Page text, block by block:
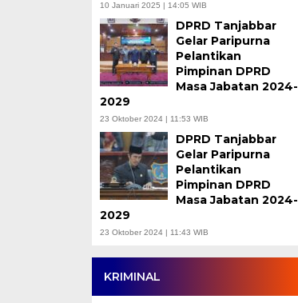
10 Januari 2025 | 14:05 WIB
DPRD Tanjabbar
Gelar Paripurna
Pelantikan
Pimpinan DPRD
Masa Jabatan 2024-
2029
23 Oktober 2024 | 11:53 WIB
DPRD Tanjabbar
Gelar Paripurna
Pelantikan
Pimpinan DPRD
Masa Jabatan 2024-
2029
23 Oktober 2024 | 11:43 WIB
KRIMINAL